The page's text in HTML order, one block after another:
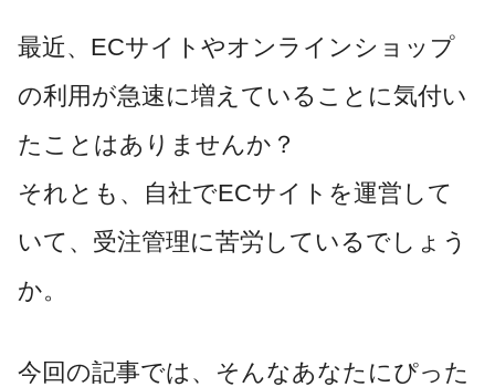
最近、ECサイトやオンラインショップ
の利用が急速に増えていることに気付い
たことはありませんか？
それとも、自社でECサイトを運営して
いて、受注管理に苦労しているでしょう
か。
今回の記事では、そんなあなたにぴった